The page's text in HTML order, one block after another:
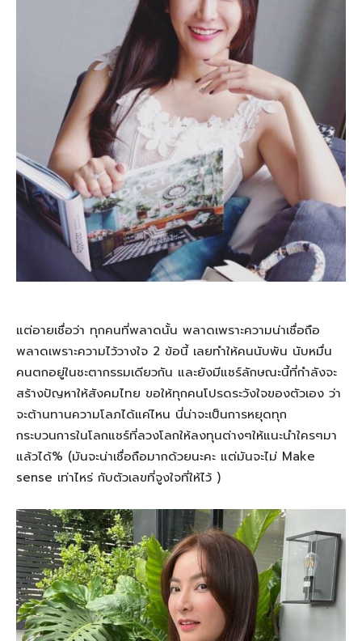
แต่อายเชื่อว่า ทุกคนที่พลาดนั้น พลาดเพราะความน่าเชื่อถือ
พลาดเพราะความไว้วางใจ 2 ข้อนี้ เลยทำให้คนนับพัน นับหมื่น
คนตกอยู่ในชะตากรรมเดียวกัน และยังมีแชร์ลักษณะนี้ที่กำลังจะ
สร้างปัญหาให้สังคมไทย ขอให้ทุกคนโปรดระวังใจของตัวเอง ว่า
จะต้านทานความโลภได้แค่ไหน นี่น่าจะเป็นการหยุดทุก
กระบวนการในโลกแชร์ที่ลวงโลกให้ลงทุนต่างๆให้แนะนำใครๆมา
แล้วได้% (มันจะน่าเชื่อถือมากด้วยนะคะ แต่มันจะไม่ Make
sense เท่าไหร่ กับตัวเลขที่จูงใจที่ให้ไว้ )